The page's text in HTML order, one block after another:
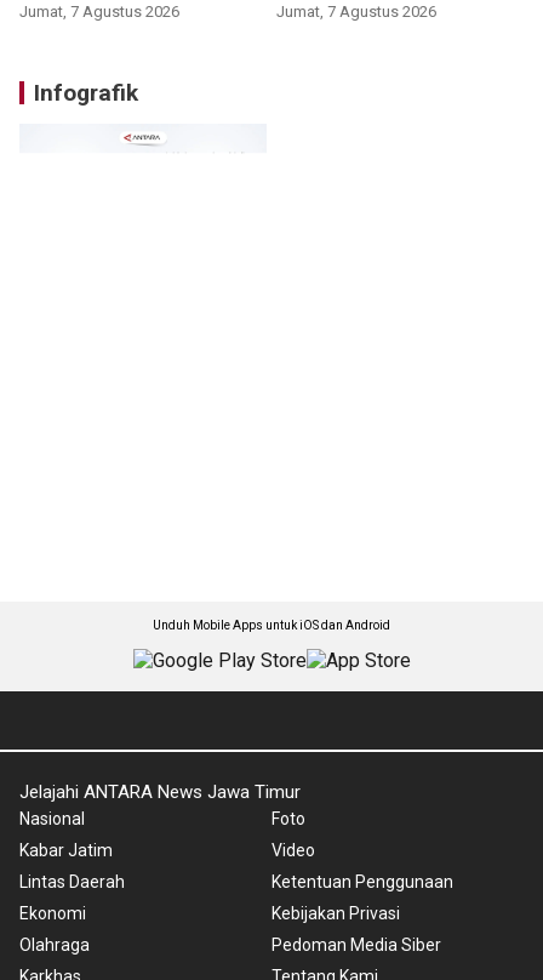
Jumat, 7 Agustus 2026 Jumat, 7 Agustus 2026
Infografik
Unduh Mobile Apps untuk iOS dan Android
Jelajahi ANTARA News Jawa Timur
Nasional
Kabar Jatim
Lintas Daerah
Ekonomi
Olahraga
Karkhas
Foto
Video
Ketentuan Penggunaan
Kebijakan Privasi
Pedoman Media Siber
Tentang Kami